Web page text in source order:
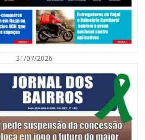
do Método Wolbachia para o combate à
31/07/2026